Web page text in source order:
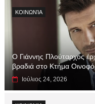
ΚΟΙΝΩΝΊΑ
Ο Γιάννης Πλούταρχος
βραδιά στο Κτήμα
Ιούλιος 24, 2026